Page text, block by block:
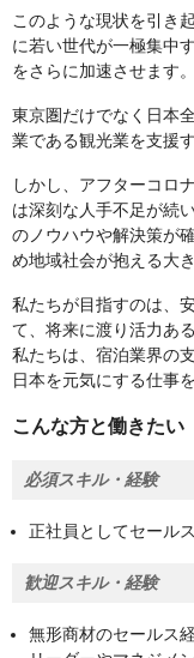
このような現状を引き
に若い世代が一極集中
をさらに加速させます。
東京圏だけでなく日本
業である観光業を支援
しかし、アフターコロ
は深刻な人手不足が続
のノウハウや解決策が
め地域社会が抱える大
私たちが目指すのは、
て、将来に渡り活力あ
私たちは、宿泊業界の
日本を元気にする仕事
こんな方と働きたい
必須スキル・経験
正社員としてセール
歓迎スキル・経験
無形商材のセールス